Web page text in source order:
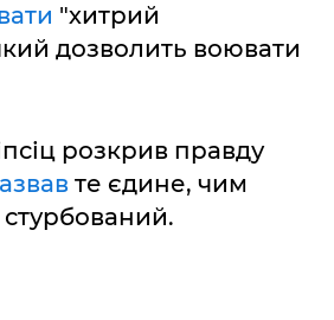
"хитрий
дозволить воювати
розкрив правду
те єдине, чим